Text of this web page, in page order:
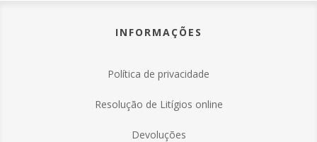
✅ Grande capacidade
✅ Longa Autonomia
✅ Leve e fácil de usar.
INFORMAÇÕES
Política de privacidade
Resolução de Litígios online
Devoluções